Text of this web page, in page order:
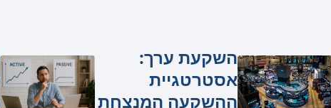
השקעת ערך:
אסטרטגיית
ההשקעה המנצחת